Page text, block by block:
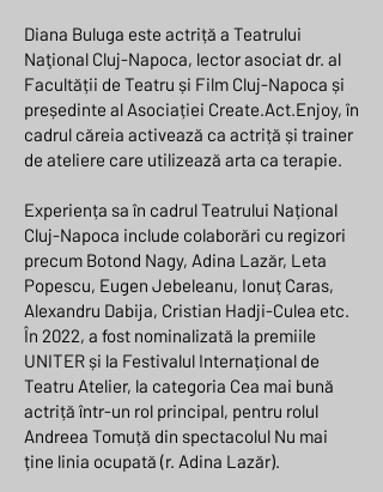
Diana Buluga este actriță a Teatrului
Naţional Cluj-Napoca, lector asociat dr. al
Facultății de Teatru și Film Cluj-Napoca și
președinte al Asociației Create.Act.Enjoy, în
cadrul căreia activează ca actriță și trainer
de ateliere care utilizează arta ca terapie.
Experiența sa în cadrul Teatrului Național
Cluj-Napoca include colaborări cu regizori
precum Botond Nagy, Adina Lazăr, Leta
Popescu, Eugen Jebeleanu, Ionuț Caras,
Alexandru Dabija, Cristian Hadji-Culea etc.
În 2022, a fost nominalizată la premiile
UNITER și la Festivalul Internațional de
Teatru Atelier, la categoria Cea mai bună
actriță într-un rol principal, pentru rolul
Andreea Tomuță din spectacolul Nu mai
ține linia ocupată (r. Adina Lazăr).